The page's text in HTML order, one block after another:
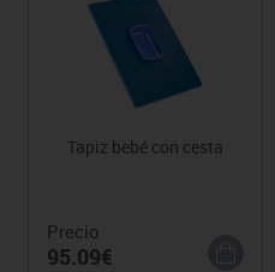
Tapiz bebé con cesta
Precio
95.09€